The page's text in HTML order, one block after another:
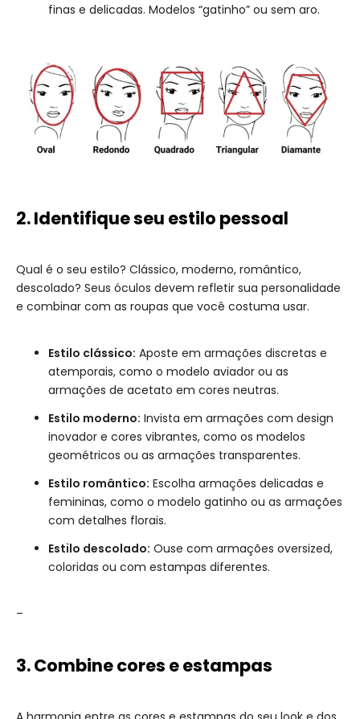
finas e delicadas. Modelos “gatinho” ou sem aro.
2. Identifique seu estilo pessoal
Qual é o seu estilo? Clássico, moderno, romântico,
descolado? Seus óculos devem refletir sua personalidade
e combinar com as roupas que você costuma usar.
Estilo clássico: Aposte em armações discretas e
atemporais, como o modelo aviador ou as
armações de acetato em cores neutras.
Estilo moderno: Invista em armações com design
inovador e cores vibrantes, como os modelos
geométricos ou as armações transparentes.
Estilo romântico: Escolha armações delicadas e
femininas, como o modelo gatinho ou as armações
com detalhes florais.
Estilo descolado: Ouse com armações oversized,
coloridas ou com estampas diferentes.
–
3. Combine cores e estampas